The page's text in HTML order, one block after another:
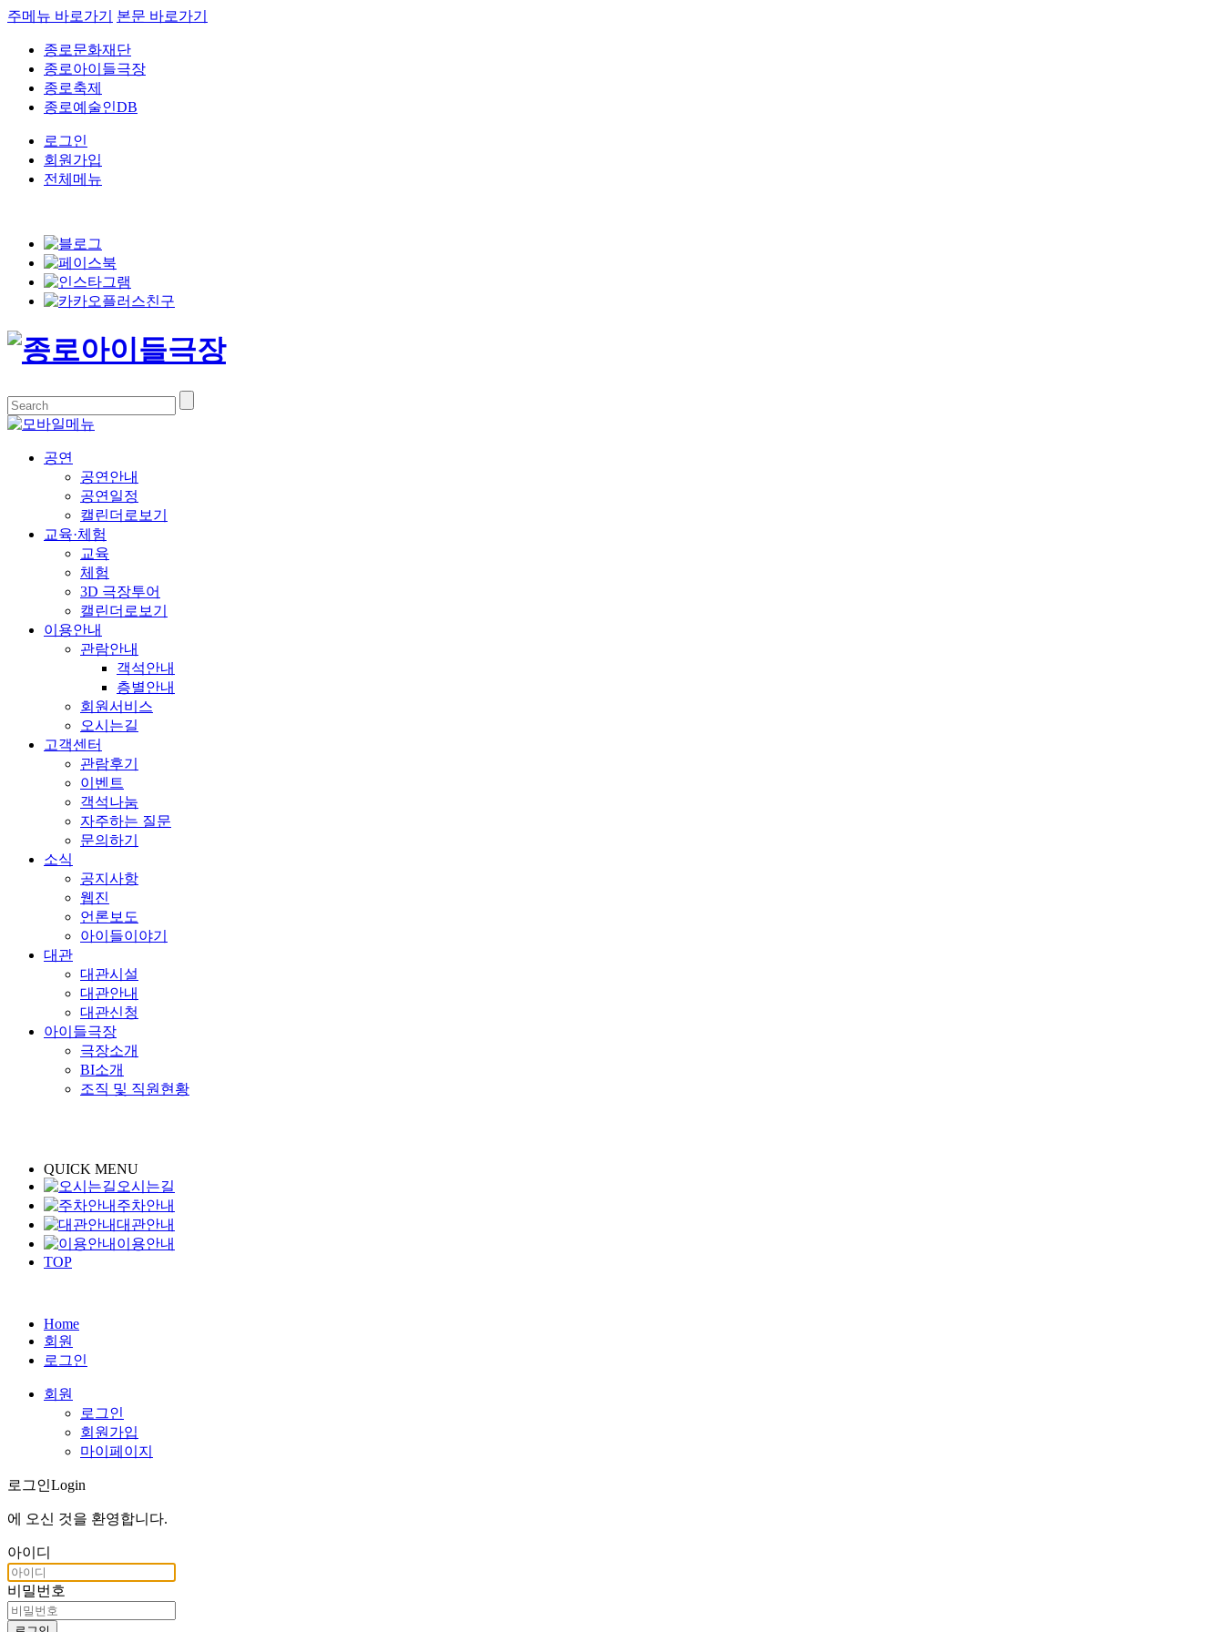
주메뉴 바로가기 본문 바로가기
종로문화재단
종로아이들극장
종로축제
종로예술인DB
로그인
회원가입
전체메뉴
공연
공연안내
공연일정
캘린더로보기
교육·체험
교육
체험
3D 극장투어
캘린더로보기
이용안내
관람안내
객석안내
층별안내
회원서비스
오시는길
고객센터
관람후기
이벤트
객석나눔
자주하는 질문
문의하기
소식
공지사항
웹진
언론보도
아이들이야기
대관
대관시설
대관안내
대관신청
아이들극장
극장소개
BI소개
조직 및 직원현황
QUICK MENU
오시는길
주차안내
대관안내
이용안내
TOP
Home
회원
로그인
회원
로그인
회원가입
마이페이지
로그인Login
에 오신 것을 환영합니다.
아이디
비밀번호